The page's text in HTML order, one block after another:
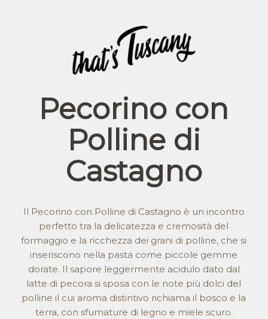
Pecorino con
Polline di
Castagno
Il Pecorino con Polline di Castagno è un incontro
perfetto tra la delicatezza e cremosità del
formaggio e la ricchezza dei grani di polline, che si
inseriscono nella pasta come piccole gemme
dorate. Il sapore leggermente acidulo dato dal
latte di pecora si sposa con le note più dolci del
polline il cui aroma distintivo richiama il bosco e la
terra, con sfumature di legno e miele scuro.